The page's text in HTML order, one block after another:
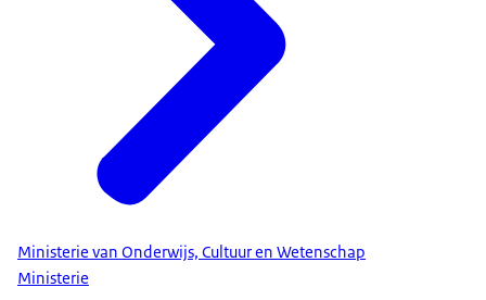
Ministerie van Onderwijs, Cultuur en Wetenschap
Ministerie